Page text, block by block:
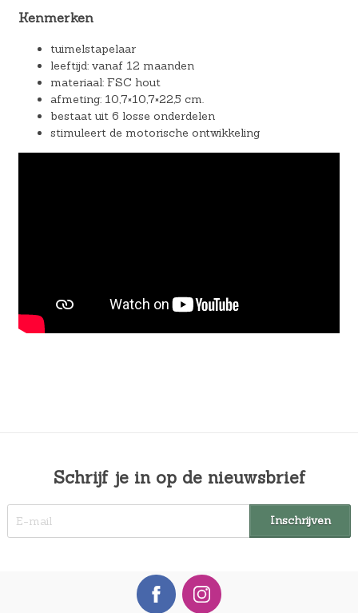
Kenmerken
tuimelstapelaar
leeftijd: vanaf 12 maanden
materiaal: FSC hout
afmeting: 10,7×10,7×22,5 cm.
bestaat uit 6 losse onderdelen
stimuleert de motorische ontwikkeling
Schrijf je in op de nieuwsbrief